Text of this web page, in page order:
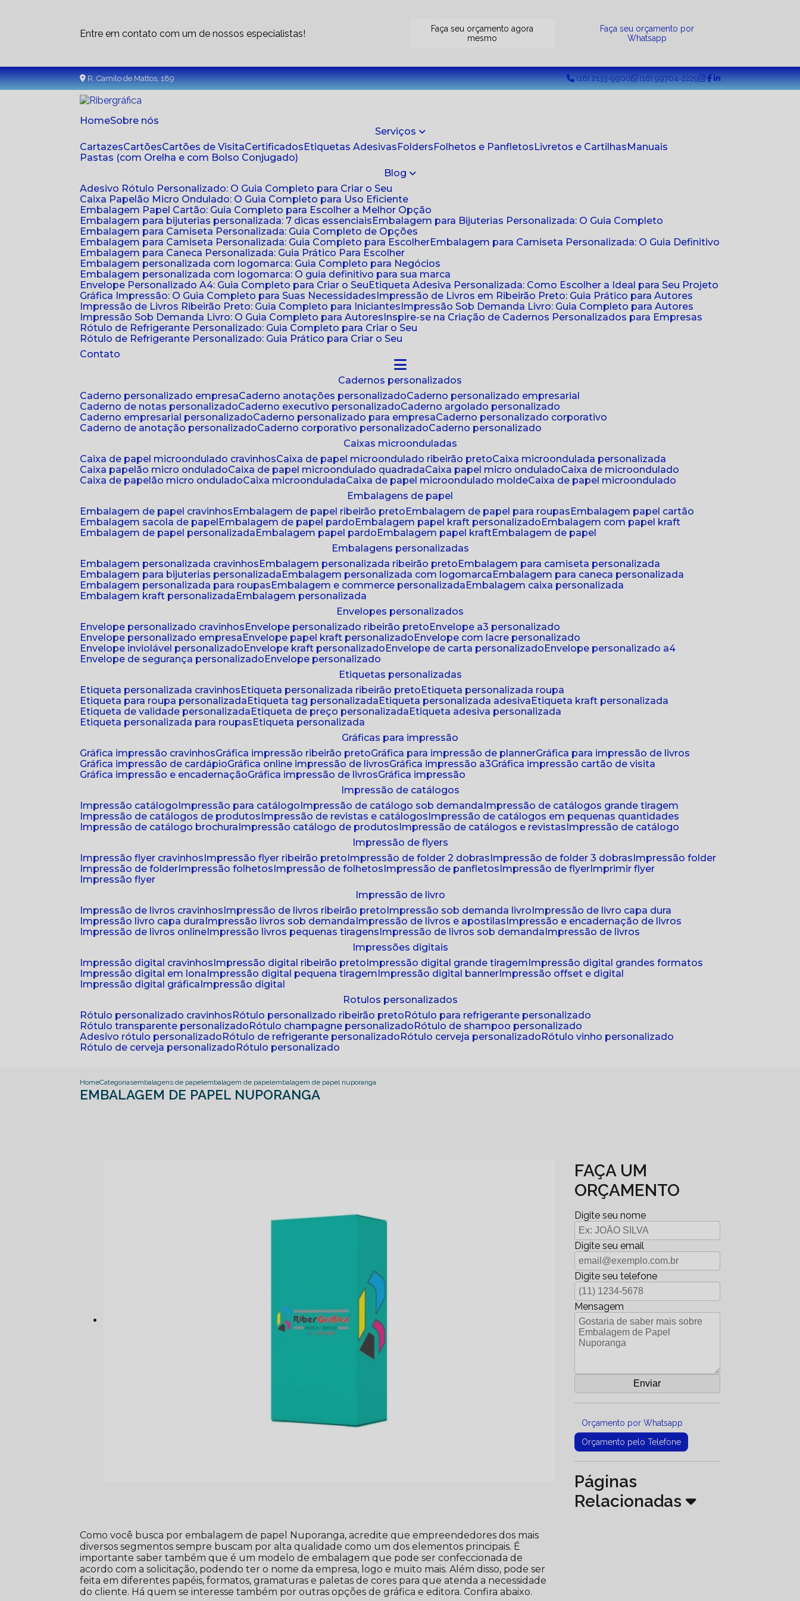
Entre em contato com um de nossos especialistas!
Faça seu orçamento agora
mesmo
Faça seu orçamento por
Whatsapp
R. Camilo de Mattos, 189 (16) 2133-9900 (16) 99704-2229
Home Sobre nós
Serviços
Cartazes
Cartões Cartões de Visita Certificados Etiquetas Adesivas Folders Folhetos e Panfletos Livretos e Cartilhas
Manuais
Pastas (com Orelha e com Bolso Conjugado)
Blog
Adesivo Rótulo Personalizado: O Guia Completo para Criar o Seu
Caixa Papelão Micro Ondulado: O Guia Completo para Uso Eficiente
Embalagem Papel Cartão: Guia Completo para Escolher a Melhor Opção
Embalagem para bijuterias personalizada: 7 dicas essenciais
Embalagem para Bijuterias Personalizada: O Guia Completo
Embalagem para Camiseta Personalizada: Guia Completo de Opções
Embalagem para Camiseta Personalizada: Guia Completo para Escolher
Embalagem para Camiseta Personalizada: O Guia Definitivo
Embalagem para Caneca Personalizada: Guia Prático Para Escolher
Embalagem personalizada com logomarca: Guia Completo para Negócios
Embalagem personalizada com logomarca: O guia definitivo para sua marca
Envelope Personalizado A4: Guia Completo para Criar o Seu
Etiqueta Adesiva Personalizada: Como Escolher a Ideal para Seu Projeto
Gráfica Impressão: O Guia Completo para Suas Necessidades Impressão de Livros em Ribeirão Preto: Guia Prático para Autores
Impressão de Livros Ribeirão Preto: Guia Completo para Iniciantes Impressão Sob Demanda Livro: Guia Completo para Autores
Impressão Sob Demanda Livro: O Guia Completo para Autores Inspire-se na Criação de Cadernos Personalizados para Empresas
Rótulo de Refrigerante Personalizado: Guia Completo para Criar o Seu
Rótulo de Refrigerante Personalizado: Guia Prático para Criar o Seu
Contato
cadernos personalizados
caderno personalizado empresa
caderno anotações personalizado
caderno personalizado empresarial
caderno de notas personalizado
caderno executivo personalizado
caderno argolado personalizado
caderno empresarial personalizado
caderno personalizado para empresa
caderno personalizado corporativo
caderno de anotação personalizado
caderno corporativo personalizado
caderno personalizado
caixas microonduladas
caixa de papel microondulado cravinhos
caixa de papel microondulado ribeirão preto
caixa microondulada personalizada
caixa papelão micro ondulado
caixa de papel microondulado quadrada caixa papel micro ondulado
caixa de microondulado
caixa de papelão micro ondulado
caixa microondulada caixa de papel microondulado molde
caixa de papel microondulado
embalagens de papel
embalagem de papel cravinhos
embalagem de papel ribeirão preto embalagem de papel para roupas
embalagem papel cartão
embalagem sacola de papel
embalagem de papel pardo embalagem papel kraft personalizado
embalagem com papel kraft
embalagem de papel personalizada
embalagem papel pardo embalagem papel kraft
embalagem de papel
embalagens personalizadas
embalagem personalizada cravinhos
embalagem personalizada ribeirão preto
embalagem para camiseta personalizada
embalagem para bijuterias personalizada
embalagem personalizada com logomarca
embalagem para caneca personalizada
embalagem personalizada para roupas
embalagem e commerce personalizada
embalagem caixa personalizada
embalagem kraft personalizada
embalagem personalizada
envelopes personalizados
envelope personalizado cravinhos
envelope personalizado ribeirão preto
envelope a3 personalizado
envelope personalizado empresa
envelope papel kraft personalizado
envelope com lacre personalizado
envelope inviolável personalizado
envelope kraft personalizado envelope de carta personalizado
envelope personalizado a4
envelope de segurança personalizado
envelope personalizado
etiquetas personalizadas
etiqueta personalizada cravinhos
etiqueta personalizada ribeirão preto
etiqueta personalizada roupa
etiqueta para roupa personalizada
etiqueta tag personalizada etiqueta personalizada adesiva
etiqueta kraft personalizada
etiqueta de validade personalizada
etiqueta de preço personalizada
etiqueta adesiva personalizada
etiqueta personalizada para roupas
etiqueta personalizada
gráficas para impressão
gráfica impressão cravinhos
gráfica impressão ribeirão preto gráfica para impressão de planner
gráfica para impressão de livros
gráfica impressão de cardápio
gráfica online impressão de livros gráfica impressão a3
gráfica impressão cartão de visita
gráfica impressão e encadernação
gráfica impressão de livros
gráfica impressão
impressão de catálogos
impressão catálogo impressão para catálogo impressão de catálogo sob demanda impressão de catálogos grande tiragem
impressão de catálogos de produtos impressão de revistas e catálogos impressão de catálogos em pequenas quantidades
impressão de catálogo brochura impressão catálogo de produtos impressão de catálogos e revistas impressão de catálogo
impressão de flyers
impressão flyer cravinhos impressão flyer ribeirão preto impressão de folder 2 dobras impressão de folder 3 dobras impressão folder
impressão de folder impressão folhetos impressão de folhetos impressão de panfletos impressão de flyer imprimir flyer
impressão flyer
impressão de livro
impressão de livros cravinhos impressão de livros ribeirão preto impressão sob demanda livro impressão de livro capa dura
impressão livro capa dura impressão livros sob demanda impressão de livros e apostilas impressão e encadernação de livros
impressão de livros online impressão livros pequenas tiragens impressão de livros sob demanda impressão de livros
impressões digitais
impressão digital cravinhos impressão digital ribeirão preto impressão digital grande tiragem impressão digital grandes formatos
impressão digital em lona impressão digital pequena tiragem impressão digital banner impressão offset e digital
impressão digital gráfica impressão digital
rotulos personalizados
rótulo personalizado cravinhos
rótulo personalizado ribeirão preto
rótulo para refrigerante personalizado
rótulo transparente personalizado
rótulo champagne personalizado
rótulo de shampoo personalizado
adesivo rótulo personalizado
rótulo de refrigerante personalizado rótulo cerveja personalizado
rótulo vinho personalizado
rótulo de cerveja personalizado
rótulo personalizado
HomeCategoriasembalagens de papelembalagem de papelembalagem de papel nuporanga
EMBALAGEM DE PAPEL NUPORANGA
Como você busca por embalagem de papel Nuporanga, acredite que empreendedores dos mais
diversos segmentos sempre buscam por alta qualidade como um dos elementos principais. É
importante saber também que é um modelo de embalagem que pode ser confeccionada de
acordo com a solicitação, podendo ter o nome da empresa, logo e muito mais. Além disso, pode ser
feita em diferentes papéis, formatos, gramaturas e paletas de cores para que atenda a necessidade
do cliente. Há quem se interesse também por outras opções de gráfica e editora. Confira abaixo.
FAÇA UM
ORÇAMENTO
Digite seu nome
Digite seu email
Digite seu telefone
Mensagem
Orçamento por Whatsapp
Orçamento pelo Telefone
Páginas
Relacionadas